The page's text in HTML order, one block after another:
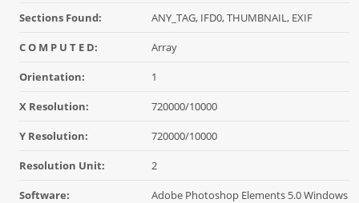
Sections Found: ANY_TAG, IFD0, THUMBNAIL, EXIF
C O M P U T E D: Array
Orientation: 1
X Resolution: 720000/10000
Y Resolution: 720000/10000
Resolution Unit: 2
Software: Adobe Photoshop Elements 5.0 Windows